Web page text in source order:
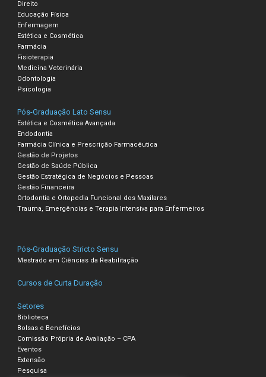
Direito
Educação Física
Enfermagem
Estética e Cosmética
Farmácia
Fisioterapia
Medicina Veterinária
Odontologia
Psicologia
Pós-Graduação Lato Sensu
Estética e Cosmética Avançada
Endodontia
Farmácia Clínica e Prescrição Farmacêutica
Gestão de Projetos
Gestão de Saúde Pública
Gestão Estratégica de Negócios e Pessoas
Gestão Financeira
Ortodontia e Ortopedia Funcional dos Maxilares
Trauma, Emergências e Terapia Intensiva para Enfermeiros
Pós-Graduação Stricto Sensu
Mestrado em Ciências da Reabilitação
Cursos de Curta Duração
Setores
Biblioteca
Bolsas e Benefícios
Comissão Própria de Avaliação – CPA
Eventos
Extensão
Pesquisa